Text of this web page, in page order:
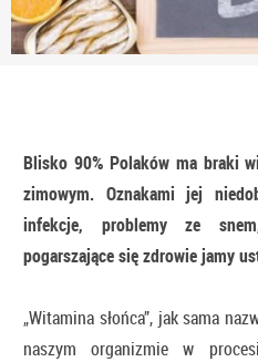
Blisko 90% Polaków ma braki
zimowym. Oznakami jej
infekcje, problemy ze
pogarszające się zdrowie jamy
„Witamina słońca”, jak sama
naszym organizmie w